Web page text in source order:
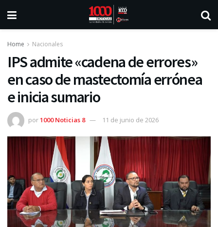
Home Nacionales
IPS admite «cadena de errores»
en caso de mastectomía errónea
e inicia sumario
por1000 Noticias 8 11 de junio de 2026